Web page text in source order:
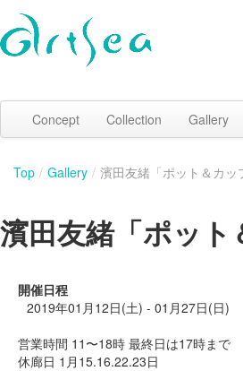
Concept Collection Gallery
Top / Gallery / 濱田友緒「ポット＆カッ
濱田友緒「ポッ
開催日程
2019年01月12日(土) - 01月27日(日)
営業時間 11〜18時 最終日は17時まで
休廊日 1月15.16.22.23日